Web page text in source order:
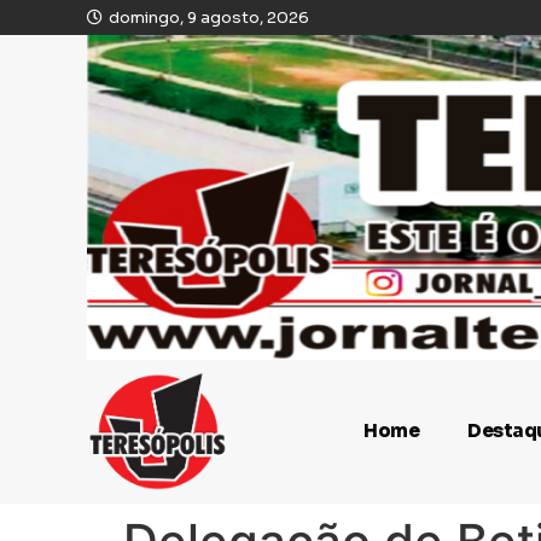
domingo, 9 agosto, 2026
Home